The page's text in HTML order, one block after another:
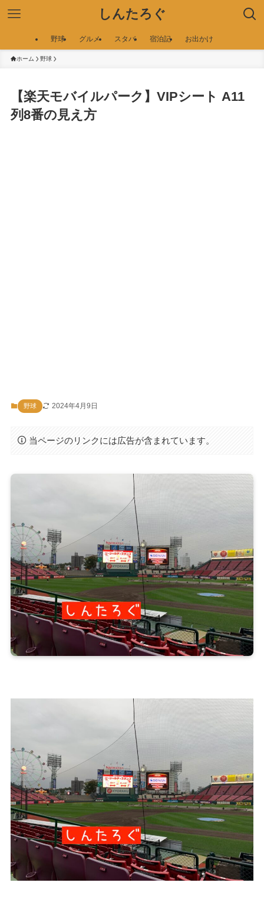
しんたろぐ
野球 グルメ スタバ 宿泊記 お出かけ
ホーム 野球
【楽天モバイルパーク】VIPシート A11
列8番の見え方
野球 2024年4月9日
当ページのリンクには広告が含まれています。